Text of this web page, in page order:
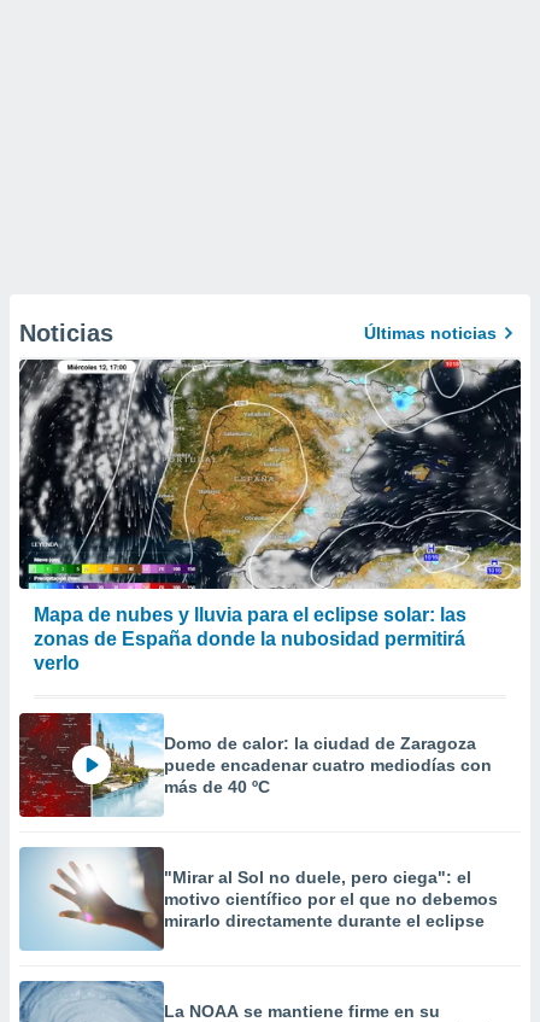
Noticias Últimas noticias
Mapa de nubes y lluvia para el eclipse solar: las
zonas de España donde la nubosidad permitirá
verlo
Domo de calor: la ciudad de Zaragoza
puede encadenar cuatro mediodías con
más de 40 ºC
"Mirar al Sol no duele, pero ciega": el
motivo científico por el que no debemos
mirarlo directamente durante el eclipse
La NOAA se mantiene firme en su